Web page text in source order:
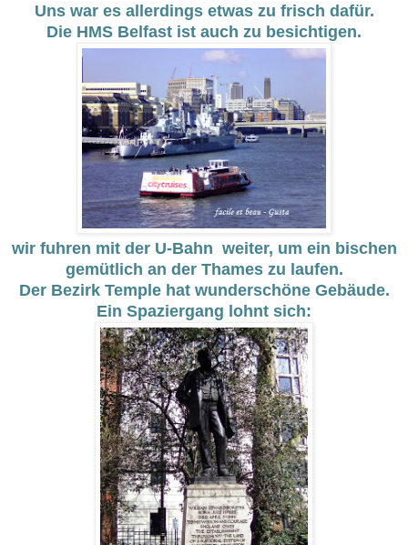
Uns war es allerdings etwas zu frisch dafür.
Die HMS Belfast ist auch zu besichtigen.
wir fuhren mit der U-Bahn weiter, um ein bischen
gemütlich an der Thames zu laufen.
Der Bezirk Temple hat wunderschöne Gebäude.
Ein Spaziergang lohnt sich: